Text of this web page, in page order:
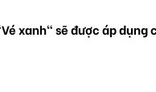
xanh" sẽ được áp